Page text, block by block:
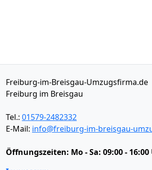
Freiburg-im-Breisgau-Umzugsfirma.de
Freiburg im Breisgau
Tel.: 01579-2482332
E-Mail: info@freiburg-im-breisgau-
Öffnungszeiten: Mo - Sa: 09:00 -